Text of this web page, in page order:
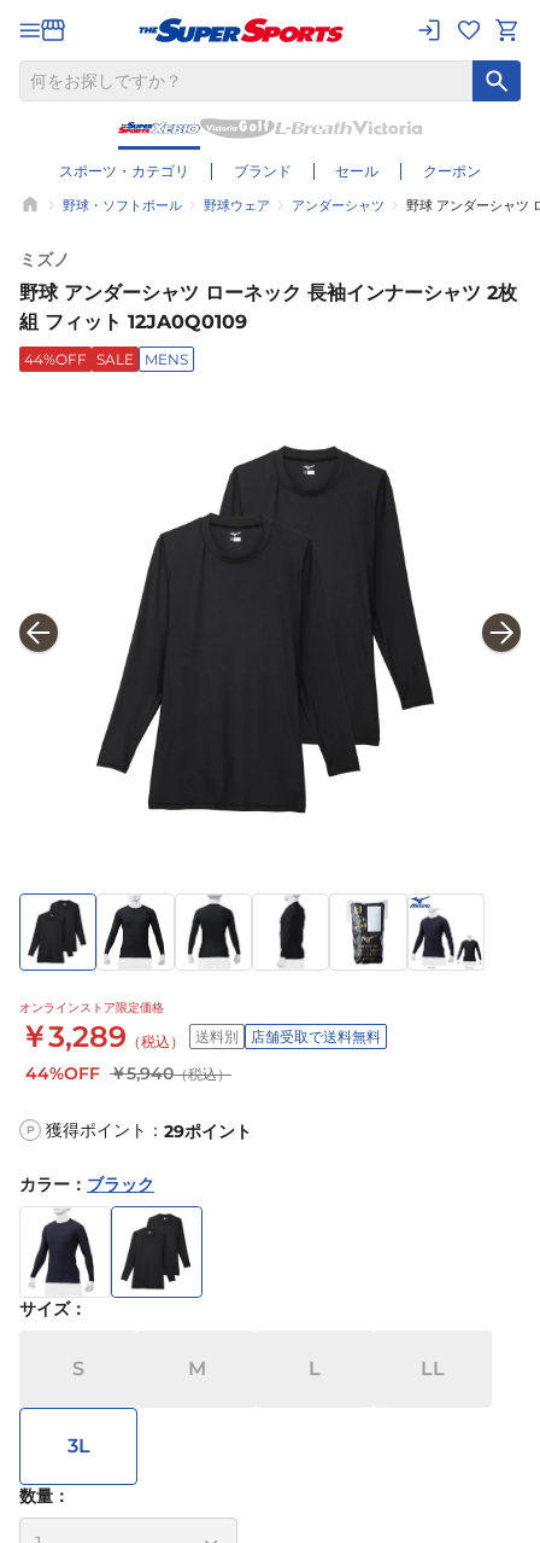
スポーツ・カテゴリ ブランド セール クーポン
野球・ソフトボール 野球ウェア アンダーシャツ 野球 アンダーシャツ
ミズノ
野球 アンダーシャツ ローネック 長袖インナーシャツ 2枚
組 フィット 12JA0Q0109
44%OFF SALE MENS
オンラインストア限定価格
￥3,289 （税込） 送料別 店舗受取で送料無料
44%OFF ￥5,940（税込）
P 獲得ポイント： 29ポイント
カラー ： ブラック
サイズ：
S M L LL
3L
数量：